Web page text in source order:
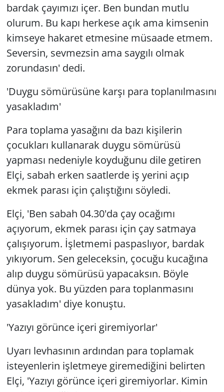
bardak çayımızı içer. Ben bundan mutlu
olurum. Bu kapı herkese açık ama kimsenin
kimseye hakaret etmesine müsaade etmem.
Seversin, sevmezsin ama saygılı olmak
zorundasın' dedi.
'Duygu sömürüsüne karşı para toplanılmasını
yasakladım'
Para toplama yasağını da bazı kişilerin
çocukları kullanarak duygu sömürüsü
yapması nedeniyle koyduğunu dile getiren
Elçi, sabah erken saatlerde iş yerini açıp
ekmek parası için çalıştığını söyledi.
Elçi, 'Ben sabah 04.30'da çay ocağımı
açıyorum, ekmek parası için çay satmaya
çalışıyorum. İşletmemi paspaslıyor, bardak
yıkıyorum. Sen geleceksin, çocuğu kucağına
alıp duygu sömürüsü yapacaksın. Böyle
dünya yok. Bu yüzden para toplanmasını
yasakladım' diye konuştu.
'Yazıyı görünce içeri giremiyorlar'
Uyarı levhasının ardından para toplamak
isteyenlerin işletmeye giremediğini belirten
Elçi, 'Yazıyı görünce içeri giremiyorlar. Kimin